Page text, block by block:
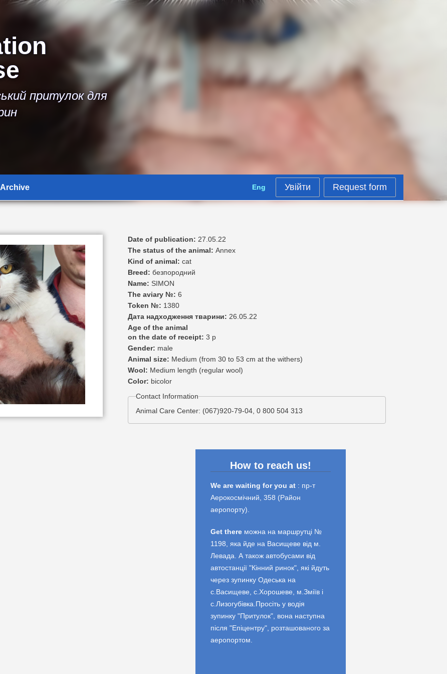
притулок для
Archive Eng Увійти Request form
Date of publication: 27.05.22
The status of the animal: Annex
Kind of animal: cat
Breed: безпородний
Name: SIMON
The aviary №: 6
Token №: 1380
Дата надходження тварини: 26.05.22
Age of the animal
on the date of receipt: 3 р
Gender: male
Animal size: Medium (from 30 to 53 cm at the withers)
Wool: Medium length (regular wool)
Color: bicolor
Contact Information
Animal Care Center: (067)920-79-04, 0 800 504 313
How to reach us!
We are waiting for you at : пр-т
Аерокосмічний, 358 (Район
аеропорту).
Get there можна на маршрутці №
1198, яка йде на Васищеве від м.
Левада. А також автобусами від
автостанції "Кінний ринок", які йдуть
через зупинку Одеська на
с.Васищеве, с.Хорошеве, м.Зміїв і
с.Лизогубівка.Просіть у водія
зупинку "Притулок", вона наступна
після "Епіцентру", розташованого за
аеропортом.